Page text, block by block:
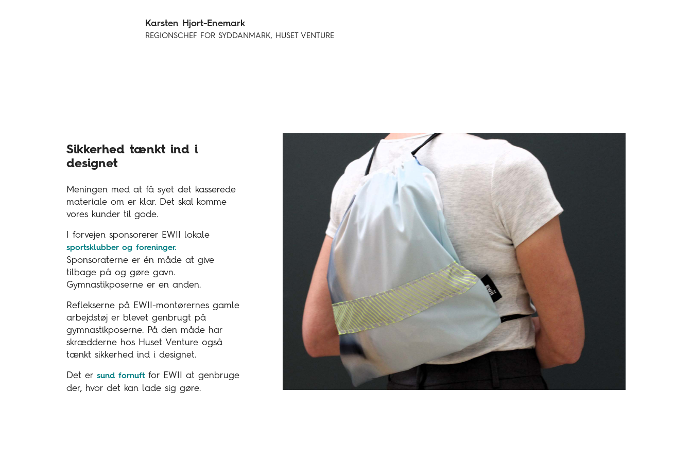
Karsten Hjort-Enemark
REGIONSCHEF FOR SYDDANMARK, HUSET VENTURE
Sikkerhed tænkt ind i
designet
Meningen med at få syet det kasserede
materiale om er klar. Det skal komme
vores kunder til gode.
I forvejen sponsorerer EWII lokale
sportsklubber og foreninger.
Sponsoraterne er én måde at give
tilbage på og gøre gavn.
Gymnastikposerne er en anden.
Reflekserne på EWII-montørernes gamle
arbejdstøj er blevet genbrugt på
gymnastikposerne. På den måde har
skrædderne hos Huset Venture også
tænkt sikkerhed ind i designet.
Det ersund fornuft for EWII at genbruge
der, hvor det kan lade sig gøre.